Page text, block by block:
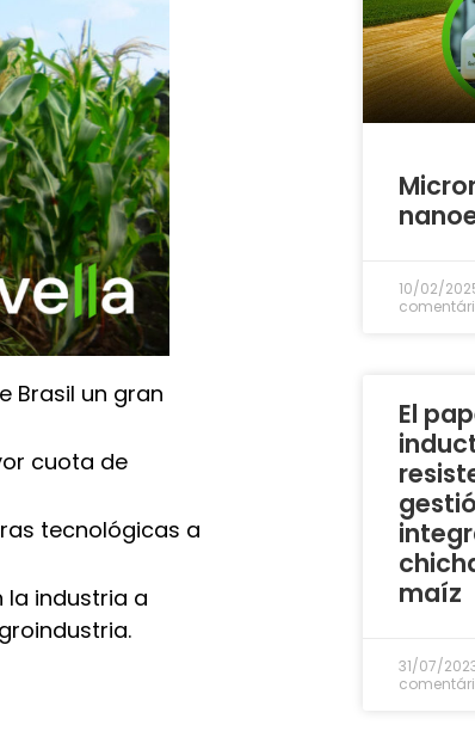
Brasil un gran
cuota de
tecnológicas a
la industria a
10/02/
El
maíz
31/07/